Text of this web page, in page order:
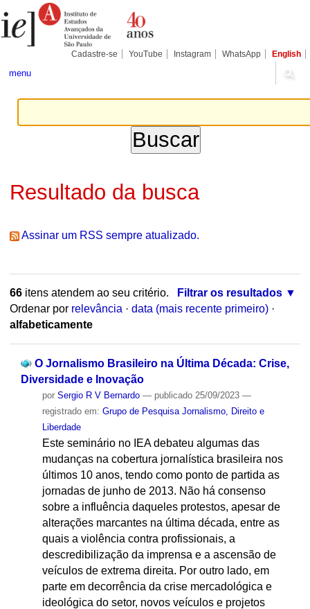
para
conteúdo.
Pessoais
Cadastre-se YouTube Instagram WhatsApp English
menu
Resultado da busca
Assinar um RSS sempre atualizado.
66itens atendem ao seu critério.
Filtrar os resultados
Ordenar por relevância · data (mais recente primeiro) ·
alfabeticamente
O Jornalismo Brasileiro na Última Década: Crise,
Diversidade e Inovação
por Sergio R V Bernardo — publicado25/09/2023 —
registrado em: Grupo de Pesquisa Jornalismo, Direito e
Liberdade
Este seminário no IEA debateu algumas das
mudanças na cobertura jornalística brasileira nos
últimos 10 anos, tendo como ponto de partida as
jornadas de junho de 2013. Não há consenso
sobre a influência daqueles protestos, apesar de
alterações marcantes na última década, entre as
quais a violência contra profissionais, a
descredibilização da imprensa e a ascensão de
veículos de extrema direita. Por outro lado, em
parte em decorrência da crise mercadológica e
ideológica do setor, novos veículos e projetos